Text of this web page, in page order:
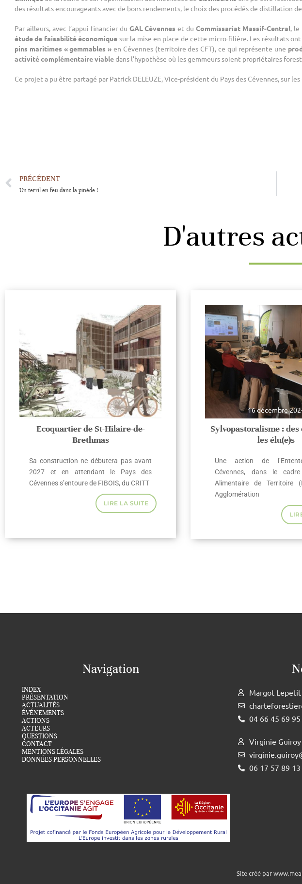
des résultats encourageants avec de bons rendements, le choix des procédés de distillation
Par ailleurs, avec l’appui financier du GAL Cévennes et duCommissariat Massif-Central, le
étude de faisabilité économique sur la mise en place de cette micro-filière. Les résultats
pins maritimes « gemmables » en Cévennes (territoire des CFT), ce qui représente une
activité complémentaire viabledans l’hypothèse où les gemmeurs soient propriétaires
Ce projet a pu être partagé par Patrick DELEUZE, Vice-président du Pays des Cévennes, sur les
PRÉCÉDENT
Un terril en feu dans la pinède !
D'autres
26 janvier 2026
Ecoquartier de St-Hilaire-de-
Brethmas
Sa construction ne débutera pas avant
2027 et en attendant le Pays des
Cévennes s’entoure de FIBOIS, du CRITT
LIRE LA SUITE
16 décembre
Sylvopastoralisme :
les élu(e)s
Une action de
Cévennes, dans le
Alimentaire de Territoire
Agglomération
Navigation
INDEX
PRÉSENTATION
ACTUALITÉS
ÉVÉNEMENTS
ACTIONS
ACTEURS
QUESTIONS
CONTACT
MENTIONS LÉGALES
DONNÉES PERSONNELLES
Margot Lepetit
04 66 45 69 95
Virginie Guiroy
06 17 57 89 13
Site créé par